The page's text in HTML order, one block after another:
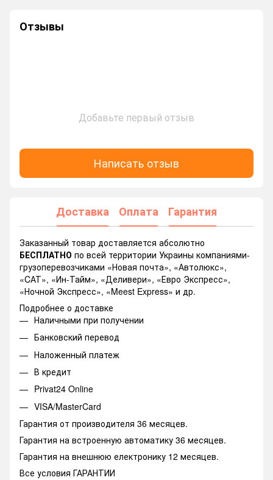
Отзывы
Добавьте первый отзыв
Написать отзыв
Доставка Оплата Гарантия
Заказанный товар доставляется абсолютно
БЕСПЛАТНО по всей территории Украины компаниями-
грузоперевозчиками «Новая почта», «Автолюкс»,
«CАТ», «Ин-Тайм», «Деливери», «Евро Экспресс»,
«Ночной Экспресс», «Meest Express» и др.
Подробнее о доставке
Наличными при получении
Банковский перевод
Наложенный платеж
В кредит
Privat24 Online
VISA/MasterCard
Гарантия от производителя 36 месяцев.
Гарантия на встроенную автоматику 36 месяцев.
Гарантия на внешнюю електронику 12 месяцев.
Все условия ГАРАНТИИ